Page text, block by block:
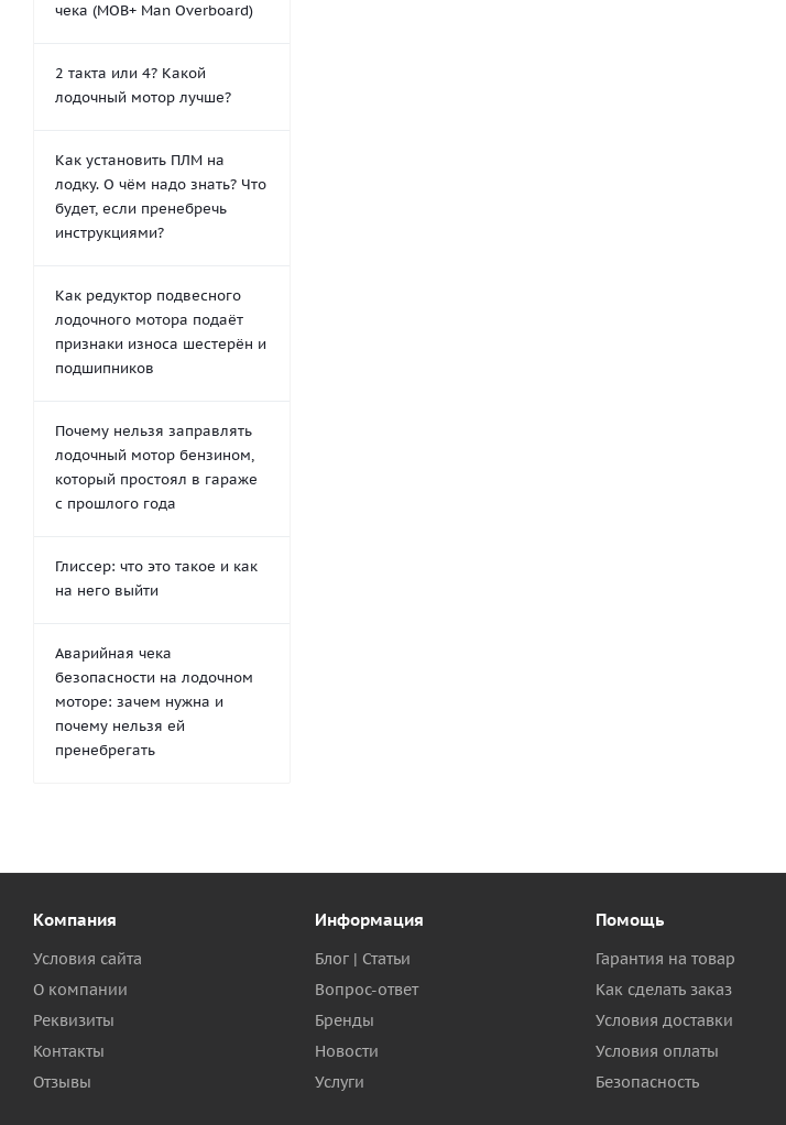
чека (MOB+ Man Overboard)
2 такта или 4? Какой
лодочный мотор лучше?
Как установить ПЛМ на
лодку. О чём надо знать? Что
будет, если пренебречь
инструкциями?
Как редуктор подвесного
лодочного мотора подаёт
признаки износа шестерён и
подшипников
Почему нельзя заправлять
лодочный мотор бензином,
который простоял в гараже
с прошлого года
Глиссер: что это такое и как
на него выйти
Аварийная чека
безопасности на лодочном
моторе: зачем нужна и
почему нельзя ей
пренебрегать
Компания
Условия сайта
О компании
Реквизиты
Контакты
Отзывы
Информация
Блог | Статьи
Вопрос-ответ
Бренды
Новости
Услуги
Помощь
Гарантия на товар
Как сделать заказ
Условия доставки
Условия оплаты
Безопасность